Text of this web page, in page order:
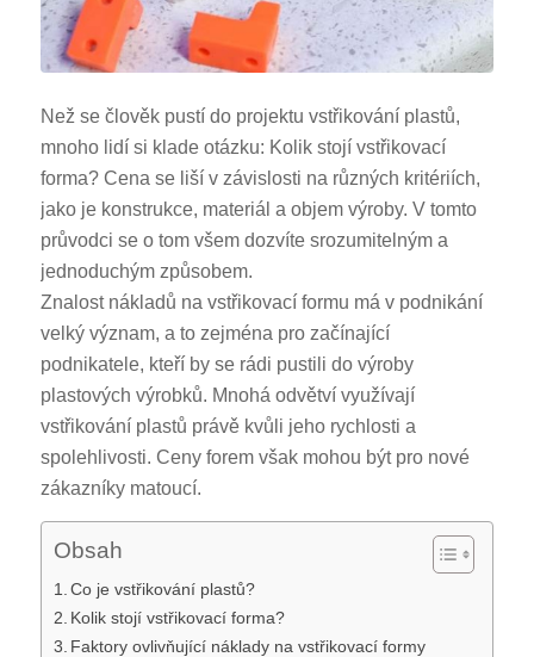
Než se člověk pustí do projektu vstřikování plastů,
mnoho lidí si klade otázku: Kolik stojí vstřikovací
forma? Cena se liší v závislosti na různých kritériích,
jako je konstrukce, materiál a objem výroby. V tomto
průvodci se o tom všem dozvíte srozumitelným a
jednoduchým způsobem.
Znalost nákladů na vstřikovací formu má v podnikání
velký význam, a to zejména pro začínající
podnikatele, kteří by se rádi pustili do výroby
plastových výrobků. Mnohá odvětví využívají
vstřikování plastů právě kvůli jeho rychlosti a
spolehlivosti. Ceny forem však mohou být pro nové
zákazníky matoucí.
Obsah
Co je vstřikování plastů?
Kolik stojí vstřikovací forma?
Faktory ovlivňující náklady na vstřikovací formy